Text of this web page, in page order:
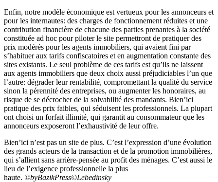
Enfin, notre modèle économique est vertueux pour les annonceurs et
pour les internautes: des charges de fonctionnement réduites et une
contribution financière de chacune des parties prenantes à la société
constituée ad hoc pour piloter le site permettront de pratiquer des
prix modérés pour les agents immobiliers, qui avaient fini par
s’habituer aux tarifs confiscatoires et en augmentation constante des
sites existants. Le seul problème de ces tarifs est qu’ils ne laissent
aux agents immobiliers que deux choix aussi préjudiciables l’un que
l’autre: dégrader leur rentabilité, compromettant la qualité du service
sinon la pérennité des entreprises, ou augmenter les honoraires, au
risque de se décrocher de la solvabilité des mandants. Bien’ici
pratique des prix faibles, qui séduisent les professionnels. La plupart
ont choisi un forfait illimité, qui garantit au consommateur que les
annonceurs exposeront l’exhaustivité de leur offre.
Bien’ici n’est pas un site de plus. C’est l’expression d’une évolution
des grands acteurs de la transaction et de la promotion immobilières,
qui s’allient sans arrière-pensée au profit des ménages. C’est aussi le
lieu de l’exigence professionnelle la plus
haute. ©byBazikPress©Lebedinsky